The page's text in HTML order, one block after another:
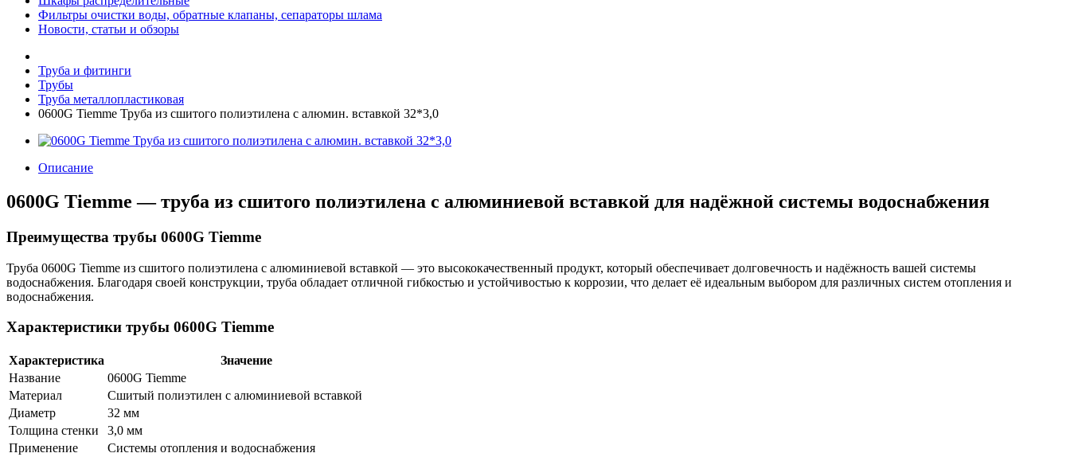
Фильтры очистки воды, обратные клапаны, сепараторы шлама
Новости, статьи и обзоры
Труба и фитинги
Трубы
Труба металлопластиковая
0600G Tiemme Труба из сшитого полиэтилена с алюмин. вставкой 32*3,0
Описание
0600G Tiemme — труба из сшитого полиэтилена с алюминиевой вставкой для надёжной системы водоснабжения
Преимущества трубы 0600G Tiemme
Труба 0600G Tiemme из сшитого полиэтилена с алюминиевой вставкой — это высококачественный продукт, который обеспечивает долговечность и надёжность вашей системы
водоснабжения. Благодаря своей конструкции, труба обладает отличной гибкостью и устойчивостью к коррозии, что делает её идеальным выбором для различных систем отопления и
водоснабжения.
Характеристики трубы 0600G Tiemme
Характеристика
Значение
Название
0600G Tiemme
Материал
Сшитый полиэтилен с алюминиевой вставкой
Диаметр
32 мм
Толщина стенки
3,0 мм
Применение
Системы отопления и водоснабжения